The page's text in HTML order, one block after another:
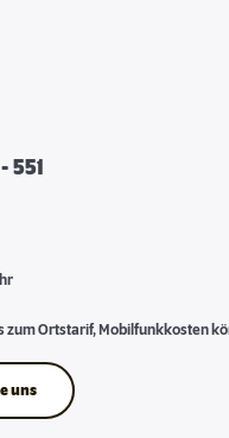
551
zum Ortstarif, Mobilfunkkosten
uns